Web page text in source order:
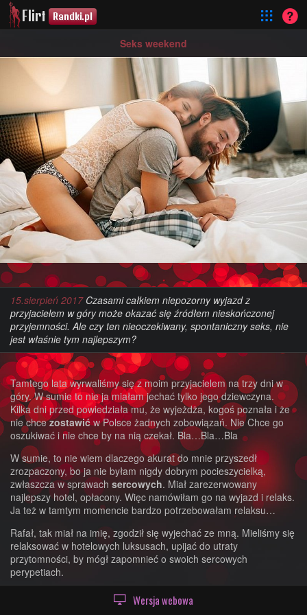
Flirt Randki.pl
Wersja webowa
Seks weekend
15.sierpień 2017Czasami całkiem niepozorny wyjazd z
przyjacielem w góry może okazać się źródłem nieskończonej
przyjemności. Ale czy ten nieoczekiwany, spontaniczny seks, nie
jest właśnie tym najlepszym?
Tamtego lata wyrwaliśmy się z moim przyjacielem na trzy dni w
góry. W sumie to nie ja miałam jechać tylko jego dziewczyna.
Kilka dni przed powiedziała mu, że wyjeżdża, kogoś poznała i że
nie chcezostawićw Polsce żadnych zobowiązań. Nie Chce go
oszukiwać i nie chce by na nią czekał. Bla…Bla…Bla
W sumie, to nie wiem dlaczego akurat do mnie przyszedł
zrozpaczony, bo ja nie byłam nigdy dobrym pocieszycielką,
zwłaszcza w sprawach sercowych. Miał zarezerwowany
najlepszy hotel, opłacony. Więc namówiłam go na wyjazd i relaks.
Ja też w tamtym momencie bardzo potrzebowałam relaksu…
Rafał, tak miał na imię, zgodził się wyjechać ze mną. Mieliśmy się
relaksować w hotelowych luksusach, upijać do utraty
przytomności, by mógł zapomnieć o swoich sercowych
perypetiach.
Zapowiadał się długi weekend z przyjacielem, a nie
Przynajmniej tak myślałam.